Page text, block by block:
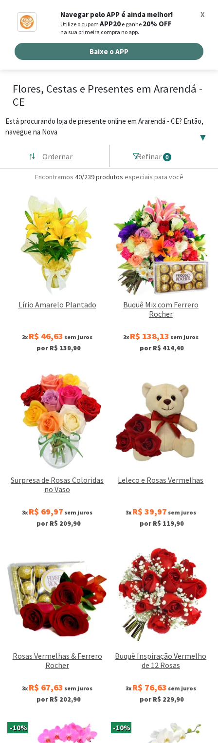
Navegar pelo APP é ainda melhor!
Utilize o cupomAPP20 e ganhe 20% OFF
na sua primeira compra no app.
X
Baixe o APP
Busca de produtos
Buscar por endereço de entrega
Flores, Cestas e Presentes em Ararendá -
CE
Está procurando loja de presente online em Ararendá - CE? Então,
navegue na Nova
▼
Refinar 0
Ordernar
Encontramos 40/239produtos especiais para você
Lírio Amarelo Plantado
3x R$ 46,63 sem juros
por R$ 139,90
Buquê Mix com Ferrero
Rocher
3x R$ 138,13 sem juros
por R$ 414,40
Surpresa de Rosas Coloridas
no Vaso
3x R$ 69,97 sem juros
por R$ 209,90
Leleco e Rosas Vermelhas
3x R$ 39,97 sem juros
por R$ 119,90
Rosas Vermelhas & Ferrero
Rocher
3x R$ 67,63 sem juros
por R$ 202,90
Buquê Inspiração Vermelho
de 12 Rosas
3x R$ 76,63 sem juros
por R$ 229,90
-10% -10%